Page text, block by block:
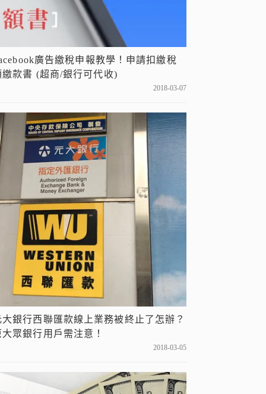
廣告繳稅申報教學！申請扣繳稅
繳款書 (超商/銀行可代收)
2018-03-07
大銀行西聯匯款線上業務被終止了怎辦？
大眾銀行用戶需注意！
2018-03-05